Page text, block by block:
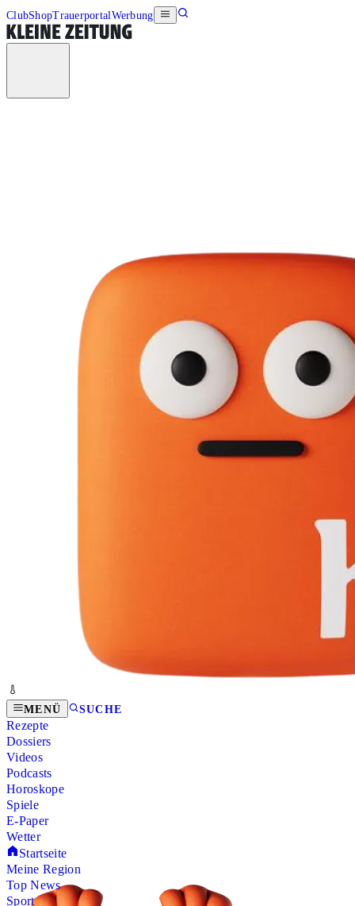
ClubShopTrauerportalWerbung
MENÜ SUCHE
Rezepte
Dossiers
Videos
Podcasts
Horoskope
Spiele
E-Paper
Wetter
Startseite
Meine Region
Top News
Sport